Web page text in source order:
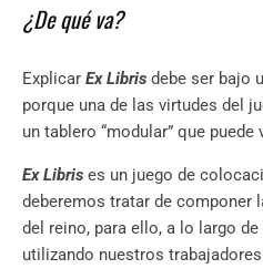
¿De qué va?
Explicar Ex Libris debe ser bajo
porque una de las virtudes del
un tablero “modular” que puede
Ex Libris es un juego de
deberemos tratar de componer
del reino, para ello, a lo largo
utilizando nuestros